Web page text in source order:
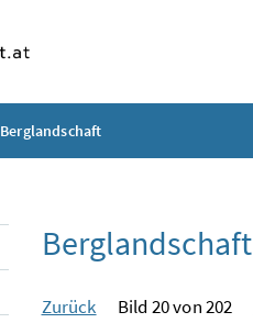
Berglandschaft
Berglandschaft
Zurück Bild 20 von 202